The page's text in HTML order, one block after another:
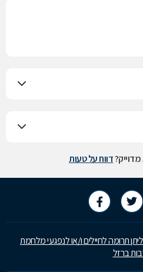
דווח על טעות
תרומה לחיילים ו/או לנפגעי מלחמת
ברזל